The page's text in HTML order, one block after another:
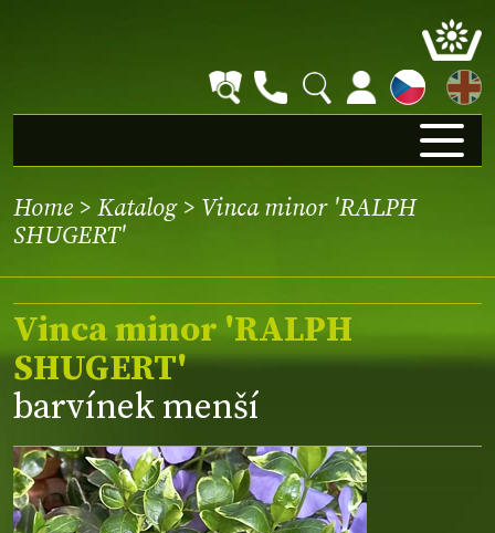
EN
Home > Katalog> Vinca minor 'RALPH
SHUGERT'
Vinca minor 'RALPH
SHUGERT'
barvínek menší